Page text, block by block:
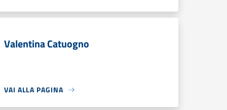
Valentina Catuogno
VAI ALLA PAGINA